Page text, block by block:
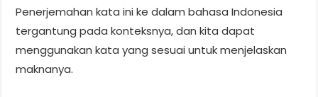
Penerjemahan kata ini ke dalam bahasa Indonesia
tergantung pada konteksnya, dan kita dapat
menggunakan kata yang sesuai untuk menjelaskan
maknanya.